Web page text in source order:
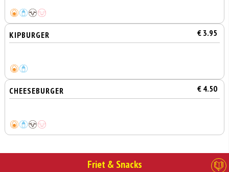
KIPBURGER € 3.95
CHEESEBURGER € 4.50
Friet & Snacks